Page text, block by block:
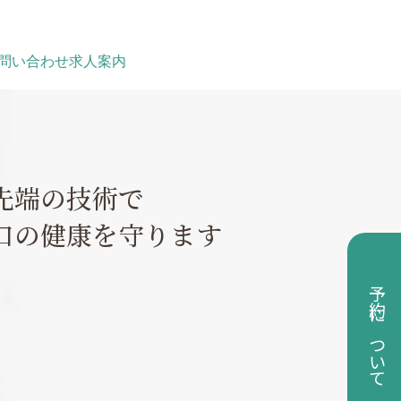
い合わせ求人案内
予約について
端の技術で
の健康を守ります